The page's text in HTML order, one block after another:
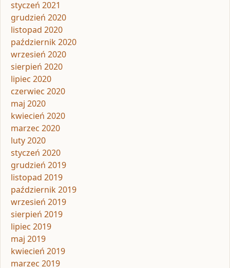
styczeń 2021
grudzień 2020
listopad 2020
październik 2020
wrzesień 2020
sierpień 2020
lipiec 2020
czerwiec 2020
maj 2020
kwiecień 2020
marzec 2020
luty 2020
styczeń 2020
grudzień 2019
listopad 2019
październik 2019
wrzesień 2019
sierpień 2019
lipiec 2019
maj 2019
kwiecień 2019
marzec 2019